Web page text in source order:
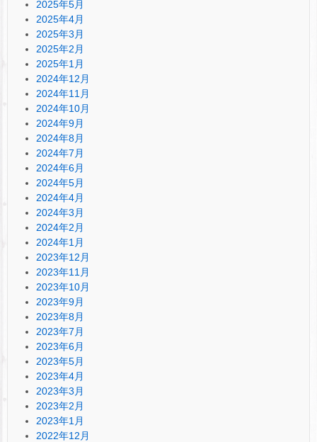
2025年5月
2025年4月
2025年3月
2025年2月
2025年1月
2024年12月
2024年11月
2024年10月
2024年9月
2024年8月
2024年7月
2024年6月
2024年5月
2024年4月
2024年3月
2024年2月
2024年1月
2023年12月
2023年11月
2023年10月
2023年9月
2023年8月
2023年7月
2023年6月
2023年5月
2023年4月
2023年3月
2023年2月
2023年1月
2022年12月